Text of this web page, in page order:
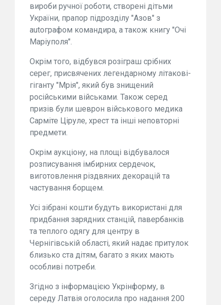
вироби ручної роботи, створені дітьми
України, прапор підрозділу "Азов" з
autографом командира, а також книгу "Очі
Маріуполя".
Окрім того, відбувся розіграш срібних
серег, присвячених легендарному літакові-
гіганту "Мрія", який був знищений
російськими військами. Також серед
призів були шеврон військового медика
Сарміте Ціруле, хрест та інші неповторні
предмети.
Окрім аукціону, на площі відбувалося
розписування імбирних сердечок,
виготовлення різдвяних декорацій та
частування борщем.
Усі зібрані кошти будуть використані для
придбання зарядних станцій, павербанків
та теплого одягу для центру в
Чернігівській області, який надає притулок
близько ста дітям, багато з яких мають
особливі потреби.
Згідно з інформацією Укрінформу, в
середу Латвія оголосила про надання 200